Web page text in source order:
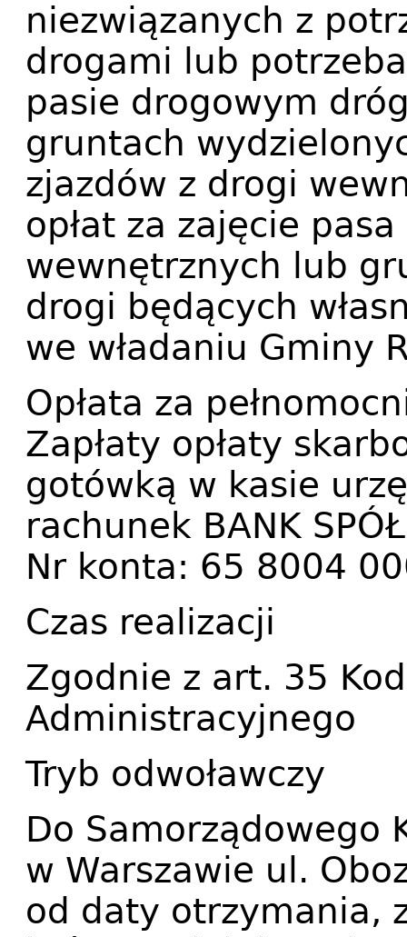
niezwiązanych z
drogami lub
pasie drogowym
gruntach
zjazdów z drogi
opłat za zajęcie
wewnętrznych lub
drogi będących
we władaniu Gminy
Opłata za
Zapłaty opłaty
gotówką w kasie
rachunek BANK
Nr konta: 65 8004
Czas realizacji
Zgodnie z art. 35
Administracyjnego
Tryb odwoławczy
Do Samorządowego
w Warszawie ul.
od daty otrzymania,